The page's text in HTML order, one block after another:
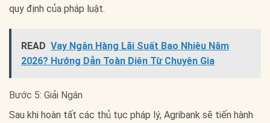
quy định của pháp luật.
READ Vay Ngân Hàng Lãi Suất Bao Nhiêu Năm
2026? Hướng Dẫn Toàn Diện Từ Chuyên Gia
Bước 5: Giải Ngân
Sau khi hoàn tất các thủ tục pháp lý, Agribank sẽ tiến hành